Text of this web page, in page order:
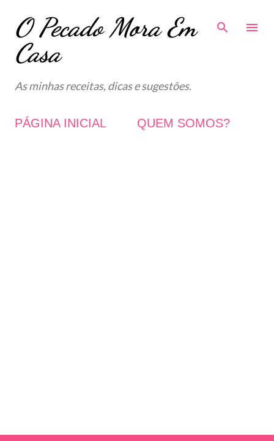
Avançar para o conteúdo principal
O Pecado Mora Em
Casa
As minhas receitas, dicas e sugestões.
PÁGINA INICIAL QUEM SOMOS?